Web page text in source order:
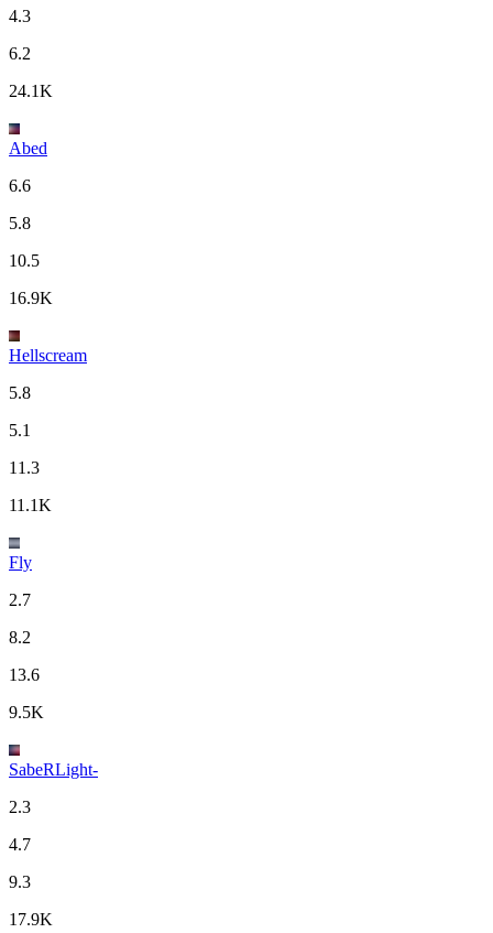
4.3
6.2
24.1K
Abed
6.6
5.8
10.5
16.9K
Hellscream
5.8
5.1
11.3
11.1K
Fly
2.7
8.2
13.6
9.5K
SabeRLight-
2.3
4.7
9.3
17.9K